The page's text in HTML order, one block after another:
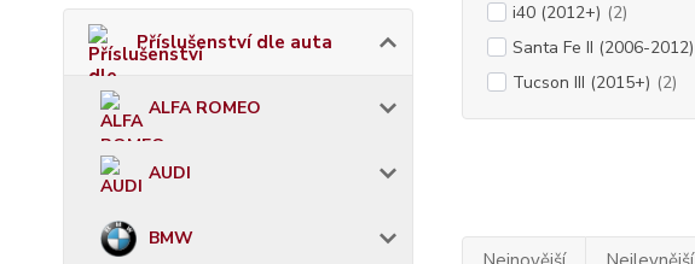
Příslušenství dle auta
ALFA ROMEO
AUDI
BMW
i40 (2012+) (2)
Santa Fe II (2006-2012)
Tucson III (2015+) (2)